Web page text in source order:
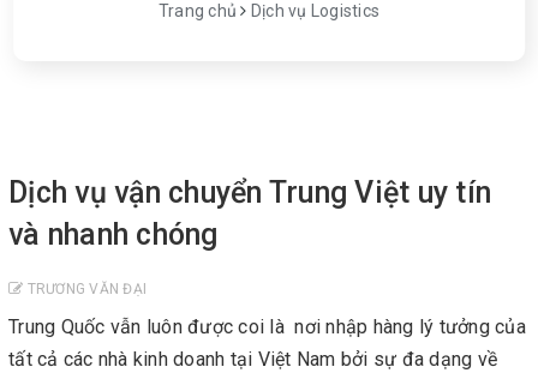
Trang chủ Dịch vụ Logistics
Dịch vụ vận chuyển Trung Việt uy tín
và nhanh chóng
TRƯƠNG VĂN ĐẠI
Trung Quốc vẫn luôn được coi là nơi nhập hàng lý tưởng của
tất cả các nhà kinh doanh tại Việt Nam bởi sự đa dạng về